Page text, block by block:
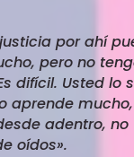
por ahí
pero no
difícil. Usted lo
aprende mucho,
adentro, no
oídos».